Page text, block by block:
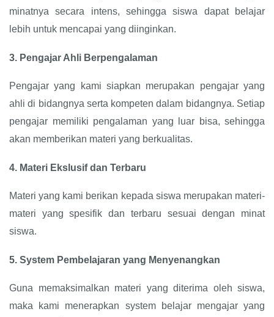
minatnya secara intens, sehingga siswa dapat belajar
lebih untuk mencapai yang diinginkan.
3. Pengajar Ahli Berpengalaman
Pengajar yang kami siapkan merupakan pengajar yang
ahli di bidangnya serta kompeten dalam bidangnya. Setiap
pengajar memiliki pengalaman yang luar bisa, sehingga
akan memberikan materi yang berkualitas.
4. Materi Ekslusif dan Terbaru
Materi yang kami berikan kepada siswa merupakan materi-
materi yang spesifik dan terbaru sesuai dengan minat
siswa.
5. System Pembelajaran yang Menyenangkan
Guna memaksimalkan materi yang diterima oleh siswa,
maka kami menerapkan system belajar mengajar yang